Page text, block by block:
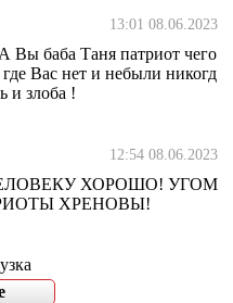
13:01 08.06.2023
баба Таня патриот чего
Вас нет и небыли никогд
и злоба !
12:54 08.06.2023
ХОРОШО! УГОМ
ХРЕНОВЫ!